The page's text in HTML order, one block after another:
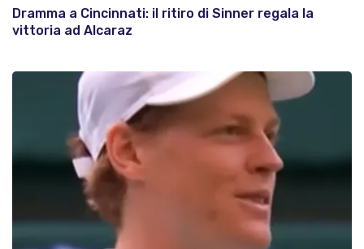
Dramma a Cincinnati: il ritiro di Sinner regala la
vittoria ad Alcaraz